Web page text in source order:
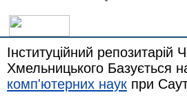
Інституційний репозитарій
Хмельницького Базується
комп'ютерних наук при